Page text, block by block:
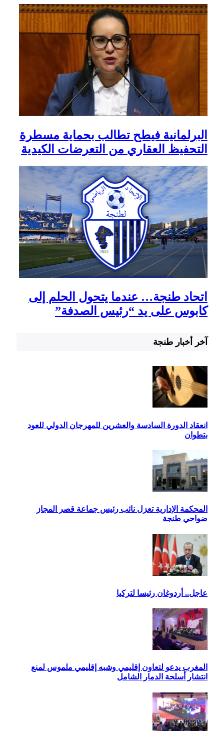
البرلمانية فيطح تطالب بحماية مسطرة
التحفيظ العقاري من التعرضات الكيدية
اتحاد طنجة… عندما يتحول الحلم إلى
كابوس على يد “رئيس الصدفة”
آخر أخبار طنجة
انعقاد الدورة السادسة والعشرين للمهرجان الدولي للعود
بتطوان
المحكمة الإدارية تعزل نائب رئيس جماعة قصر المجاز
ضواحي طنجة
عاجل.. أردوغان رئيسا لتركيا
المغرب يدعو لتعاون إقليمي وشبه إقليمي ملموس لمنع
انتشار أسلحة الدمار الشامل